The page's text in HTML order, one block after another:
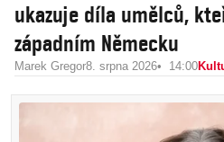
ukazuje díla umělců,
západním Německu
Marek Gregor8. srpna 2026 14:00